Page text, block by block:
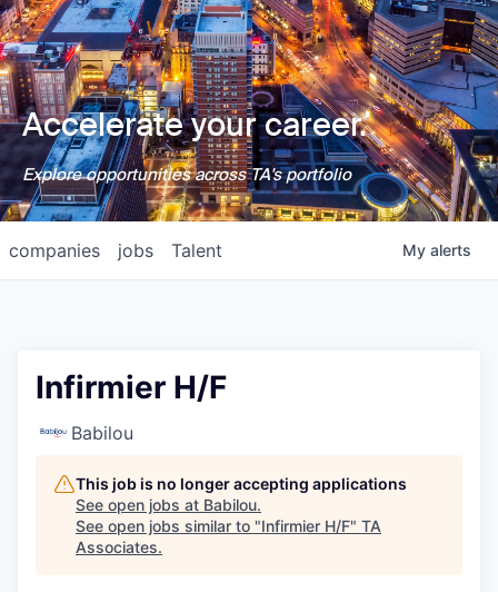
Accelerate your career.
Explore opportunities across TA's portfolio
jobs
companies Talent My alerts
Infirmier H/F
Babilou
This job is no longer accepting applications
See open jobs at Babilou.
See open jobs similar to "Infirmier H/F" TA
Associates.